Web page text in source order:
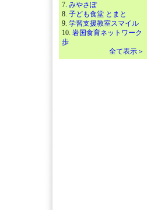
7. みやさぽ
8. 子ども食堂 とまと
9. 学習支援教室スマイル
10. 岩国食育ネットワーク
歩
全て表示＞